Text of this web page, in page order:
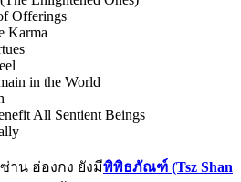
Offerings
Karma
in the World
All Sentient Beings
าน ฮ่องกง ยังมีพิพิธภัณฑ์ (Tsz Shan